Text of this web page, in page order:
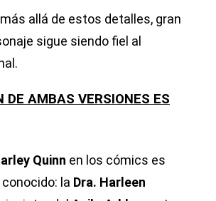
allá de estos detalles, gran
sigue siendo fiel al
DE AMBAS VERSIONES ES
Quinn en los cómics es
la Dra. Harleen